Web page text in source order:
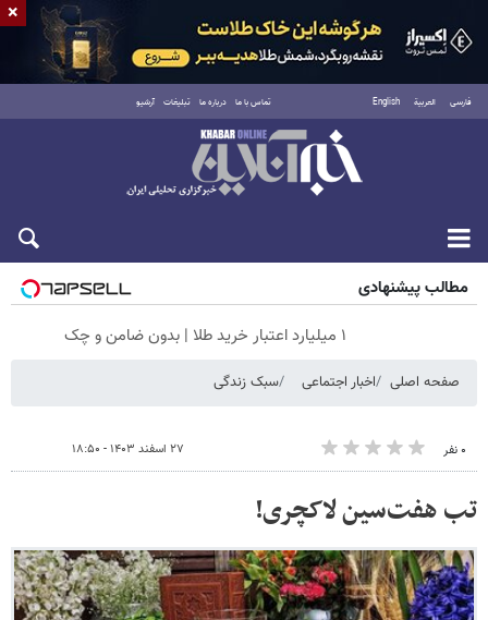
فارسی العربية English تماس با ما درباره ما تبلیغات آرشیو
شنبه ۱۷ مرداد ۱۴۰۵
مطالب پیشنهادی
۱ میلیارد اعتبار خرید طلا | بدون ضامن و چک
صفحه اصلی اخبار اجتماعی سبک زندگی
۰ نفر ۲۷ اسفند ۱۴۰۳ - ۱۸:۵۰
تب هفت‌سین لاکچری!
×